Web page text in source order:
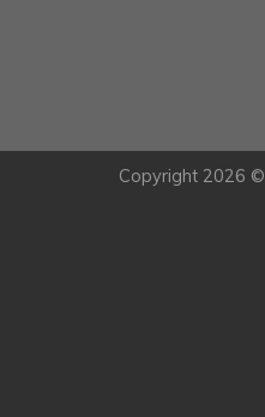
Copyright 2026 ©